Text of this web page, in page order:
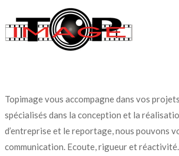
Topimage vous accompagne dans vos
spécialisés dans la conception et la
d’entreprise et le reportage, nous pouvons
communication. Ecoute, rigueur et réactivité.